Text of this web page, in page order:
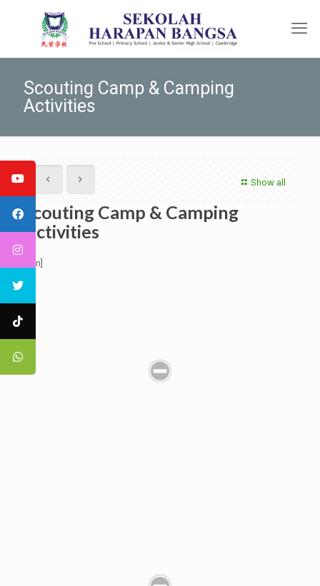
Scouting Camp & Camping
Activities
Show all
Scouting Camp & Camping
Activities
[:en]